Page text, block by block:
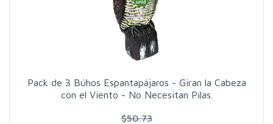
Pack de 3 Búhos Espantapájaros - Giran la Cabeza
con el Viento - No Necesitan Pilas.
$50.73